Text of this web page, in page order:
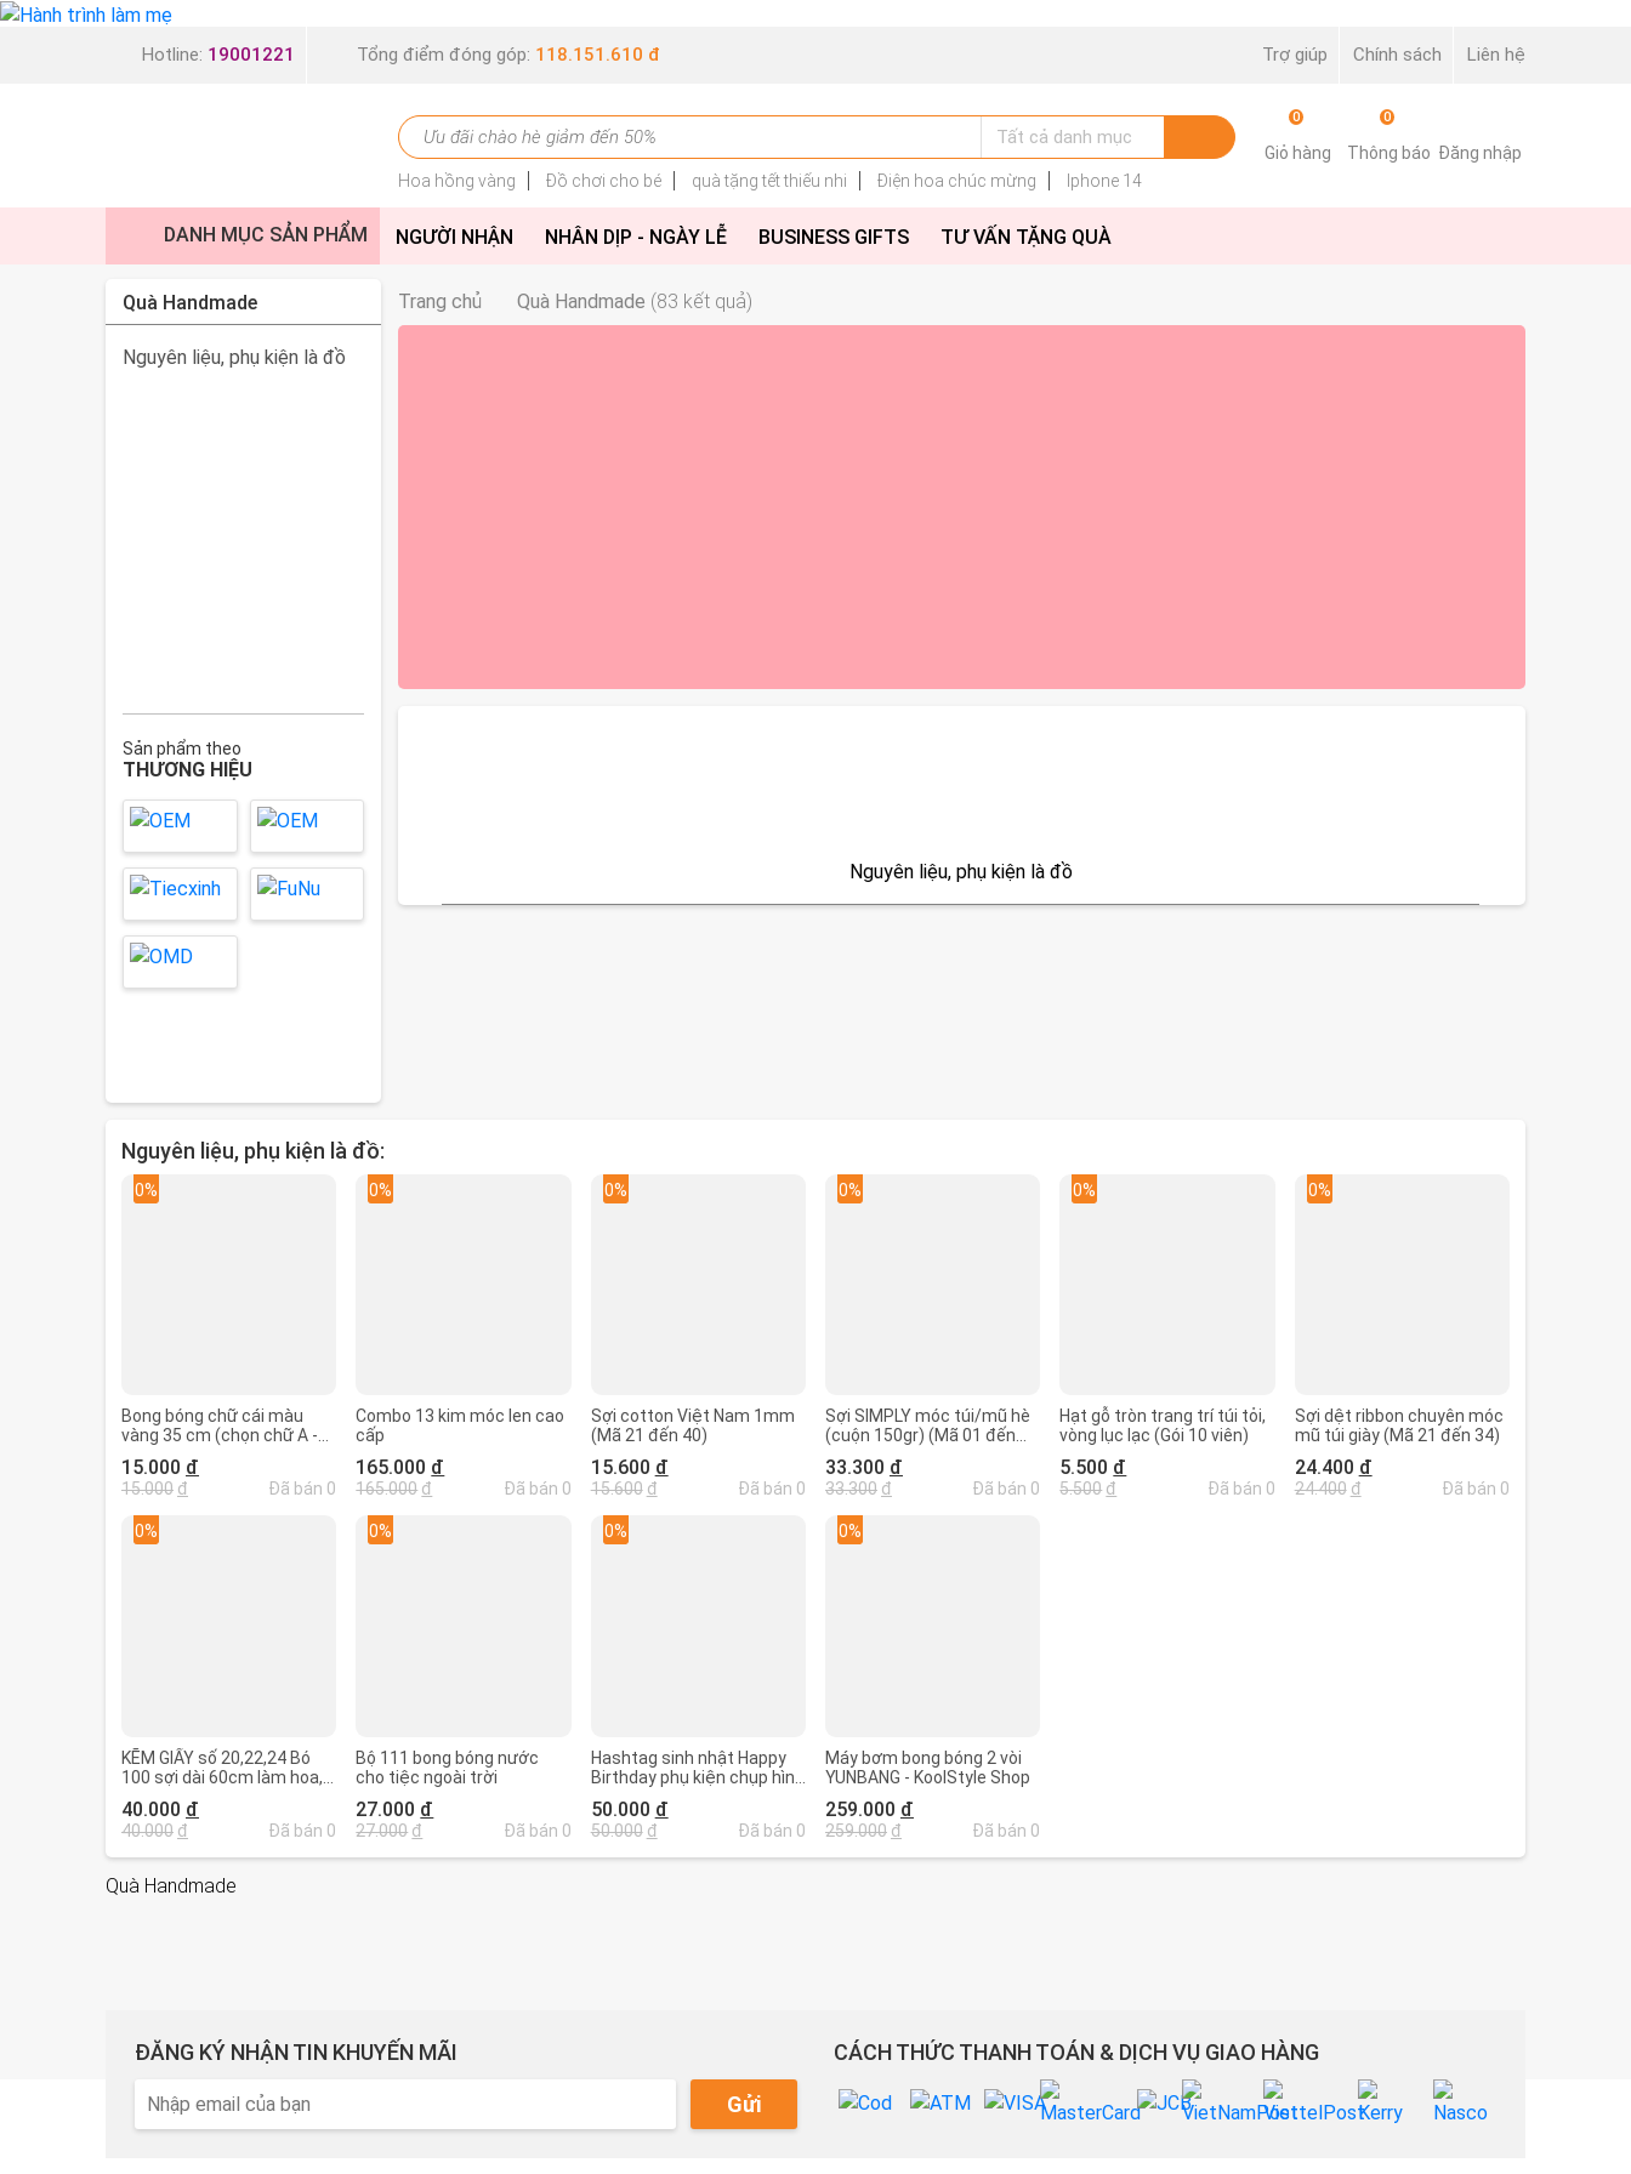
Hotline: 19001221 Tổng điểm đóng góp: 118.151.610 đ Trợ giúp Chính sách Liên hệ
Hoa hồng vàng Đồ chơi cho bé quà tặng tết thiếu nhi Điện hoa chúc mừng Iphone 14
0
Giỏ hàng
0
Thông báo Đăng nhập
DANH MỤC SẢN PHẨM NGƯỜI NHẬN NHÂN DỊP - NGÀY LỄ BUSINESS GIFTS TƯ VẤN TẶNG QUÀ
Quà Handmade
Nguyên liệu, phụ kiện là đồ
Sản phẩm theo
THƯƠNG HIỆU
Trang chủ Quà Handmade (83 kết quả)
Nguyên liệu, phụ kiện là đồ
Nguyên liệu, phụ kiện là đồ:
0%
Bong bóng chữ cái màu
vàng 35 cm (chọn chữ A -
15.000 đ
15.000 đ Đã bán 0
0%
Combo 13 kim móc len cao
cấp
165.000 đ
165.000 đ Đã bán 0
0%
Sợi cotton Việt Nam 1mm
(Mã 21 đến 40)
15.600 đ
15.600 đ Đã bán 0
0%
Sợi SIMPLY móc túi/mũ hè
(cuộn 150gr) (Mã 01 đến
33.300 đ
33.300 đ Đã bán 0
0%
Hạt gỗ tròn trang trí túi tỏi,
vòng lục lạc (Gói 10 viên)
5.500 đ
5.500 đ Đã bán 0
0%
Sợi dệt ribbon chuyên móc
mũ túi giày (Mã 21 đến 34)
24.400 đ
24.400 đ Đã bán 0
0%
KẼM GIẤY số 20,22,24 Bó
100 sợi dài 60cm làm hoa,
40.000 đ
40.000 đ Đã bán 0
0%
Bộ 111 bong bóng nước
cho tiệc ngoài trời
27.000 đ
27.000 đ Đã bán 0
0%
Hashtag sinh nhật Happy
Birthday phụ kiện chụp hình
50.000 đ
50.000 đ Đã bán 0
0%
Máy bơm bong bóng 2 vòi
YUNBANG - KoolStyle Shop
259.000 đ
259.000 đ Đã bán 0
Quà Handmade
ĐĂNG KÝ NHẬN TIN KHUYẾN MÃI
Gửi
CÁCH THỨC THANH TOÁN & DỊCH VỤ GIAO HÀNG